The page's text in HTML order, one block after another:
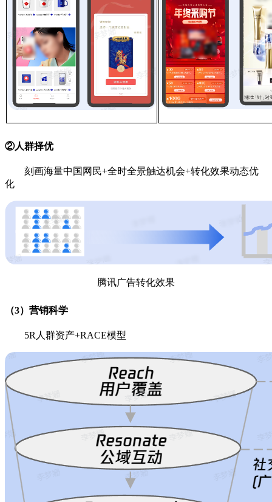
②人群择优
刻画海量中国网民+全时全景触达机会+转化效果动态优
化
腾讯广告转化效果
（3）营销科学
5R人群资产+RACE模型